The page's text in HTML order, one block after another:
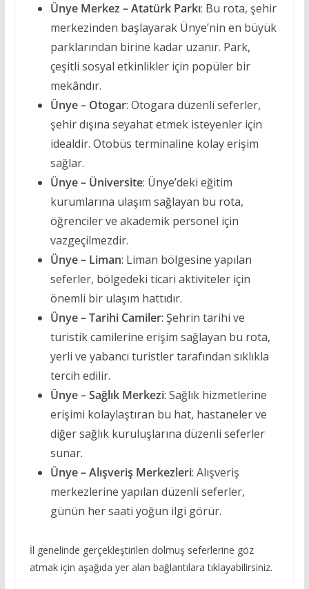
Ünye Merkez – Atatürk Parkı: Bu rota, şehir
merkezinden başlayarak Ünye’nin en büyük
parklarından birine kadar uzanır. Park,
çeşitli sosyal etkinlikler için popüler bir
mekândır.
Ünye – Otogar: Otogara düzenli seferler,
şehir dışına seyahat etmek isteyenler için
idealdir. Otobüs terminaline kolay erişim
sağlar.
Ünye – Üniversite: Ünye’deki eğitim
kurumlarına ulaşım sağlayan bu rota,
öğrenciler ve akademik personel için
vazgeçilmezdir.
Ünye – Liman: Liman bölgesine yapılan
seferler, bölgedeki ticari aktiviteler için
önemli bir ulaşım hattıdır.
Ünye – Tarihi Camiler: Şehrin tarihi ve
turistik camilerine erişim sağlayan bu rota,
yerli ve yabancı turistler tarafından sıklıkla
tercih edilir.
Ünye – Sağlık Merkezi: Sağlık hizmetlerine
erişimi kolaylaştıran bu hat, hastaneler ve
diğer sağlık kuruluşlarına düzenli seferler
sunar.
Ünye – Alışveriş Merkezleri: Alışveriş
merkezlerine yapılan düzenli seferler,
günün her saati yoğun ilgi görür.
İl genelinde gerçekleştirilen dolmuş seferlerine göz
atmak için aşağıda yer alan bağlantılara tıklayabilirsiniz.